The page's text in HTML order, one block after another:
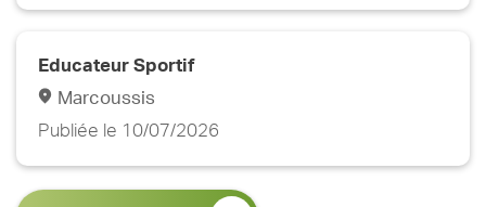
Educateur Sportif
Marcoussis
Publiée le 10/07/2026